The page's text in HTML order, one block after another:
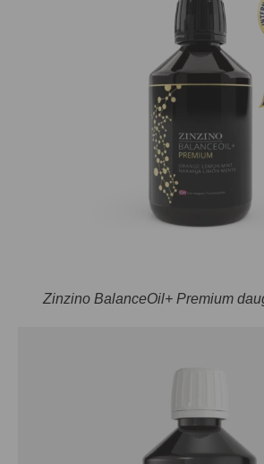
Zinzino BalanceOil+ Premium